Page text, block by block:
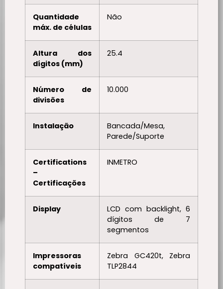
Quantidade
máx. de células
Não
Altura dos
dígitos (mm)
25.4
Número de
divisões
10.000
Instalação
Bancada/Mesa,
Parede/Suporte
Certifications
–
Certificações
INMETRO
Display
LCD com backlight, 6
dígitos de 7
segmentos
Impressoras
compatíveis
Zebra GC420t, Zebra
TLP2844